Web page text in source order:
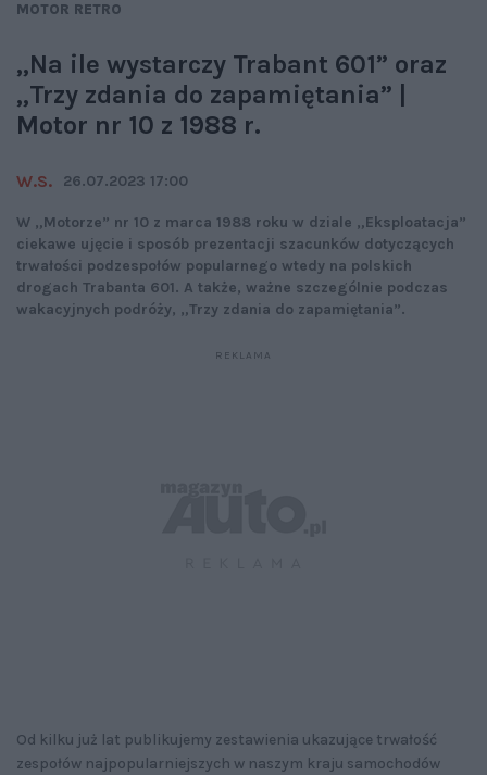
MOTOR RETRO
„Na ile wystarczy Trabant 601” oraz
„Trzy zdania do zapamiętania” |
Motor nr 10 z 1988 r.
W.S. 26.07.2023 17:00
W „Motorze” nr 10 z marca 1988 roku w dziale „Eksploatacja”
ciekawe ujęcie i sposób prezentacji szacunków dotyczących
trwałości podzespołów popularnego wtedy na polskich
drogach Trabanta 601. A także, ważne szczególnie podczas
wakacyjnych podróży, „Trzy zdania do zapamiętania”.
Od kilku już lat publikujemy zestawienia ukazujące trwałość
zespołów najpopularniejszych w naszym kraju samochodów